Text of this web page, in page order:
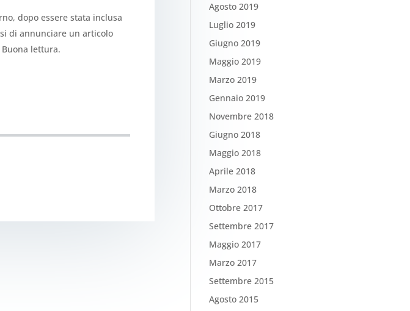
dopo essere stata inclusa
di annunciare un articolo
lettura.
Agosto 2019
Luglio 2019
Giugno 2019
Maggio 2019
Marzo 2019
Gennaio 2019
Novembre 2018
Giugno 2018
Maggio 2018
Aprile 2018
Marzo 2018
Ottobre 2017
Settembre 2017
Maggio 2017
Marzo 2017
Settembre 2015
Agosto 2015